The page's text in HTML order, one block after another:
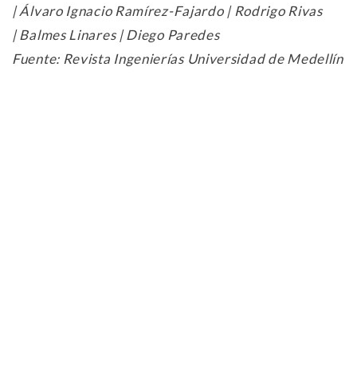
|Álvaro Ignacio Ramírez-Fajardo | Rodrigo Rivas
|Balmes Linares |Diego Paredes
Fuente: Revista Ingenierías Universidad de Medellín